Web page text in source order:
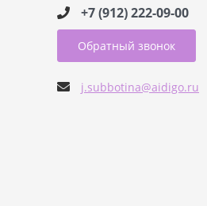
+7 (912) 222-09-00
Обратный звонок
j.subbotina@aidigo.ru